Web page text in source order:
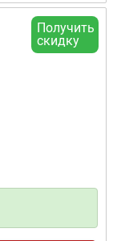
Получить
скидку